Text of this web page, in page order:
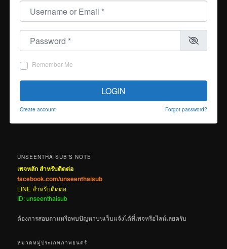
Username or Email
Password
Remember Me
LOGIN
Create account Forgot password?
UNSEENTHAISUB’S NOTE
เพจหลัก สำหรับติดต่อ
facebook.com/unseenthaisub
LINE สำหรับติดต่อ
ID: unseenthaisub
ต้องการสอบถามหรือพบปัญหาบนเว็บแจ้งได้ที่เพจหรือไลน์เลยครับ
หมวดหมู่ประเภทภาพยนตร์